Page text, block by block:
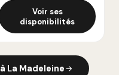
Voir ses
disponibilités
La Madeleine